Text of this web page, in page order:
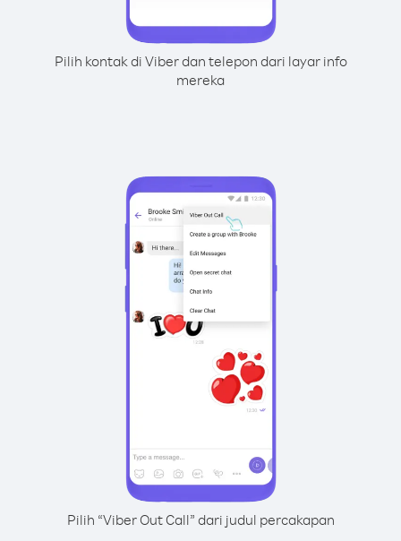
Pilih kontak di Viber dan telepon dari layar info
mereka
Pilih “Viber Out Call” dari judul percakapan